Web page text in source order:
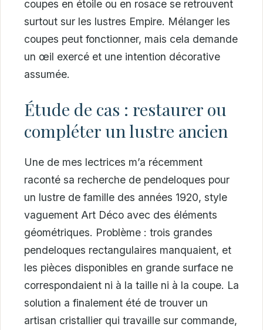
coupes en étoile ou en rosace se retrouvent
surtout sur les lustres Empire. Mélanger les
coupes peut fonctionner, mais cela demande
un œil exercé et une intention décorative
assumée.
Étude de cas : restaurer ou
compléter un lustre ancien
Une de mes lectrices m’a récemment
raconté sa recherche de pendeloques pour
un lustre de famille des années 1920, style
vaguement Art Déco avec des éléments
géométriques. Problème : trois grandes
pendeloques rectangulaires manquaient, et
les pièces disponibles en grande surface ne
correspondaient ni à la taille ni à la coupe. La
solution a finalement été de trouver un
artisan cristallier qui travaille sur commande,